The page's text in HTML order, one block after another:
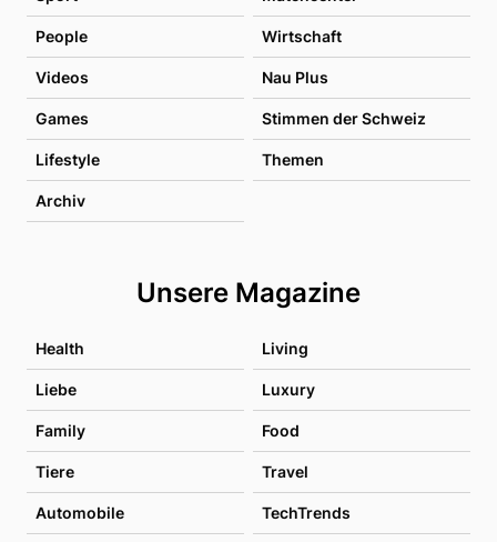
People Wirtschaft
Videos Nau Plus
Games Stimmen der Schweiz
Lifestyle Themen
Archiv
Unsere Magazine
Health Living
Liebe Luxury
Family Food
Tiere Travel
Automobile TechTrends